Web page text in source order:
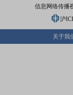
信息网络传播
沪
关于我